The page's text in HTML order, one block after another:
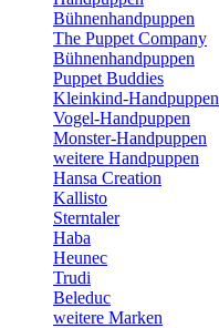
Bühnenhandpuppen
The Puppet Company
Bühnenhandpuppen
Puppet Buddies
Kleinkind-Handpuppen
Vogel-Handpuppen
Monster-Handpuppen
weitere Handpuppen
Hansa Creation
Kallisto
Sterntaler
Haba
Heunec
Trudi
Beleduc
weitere Marken